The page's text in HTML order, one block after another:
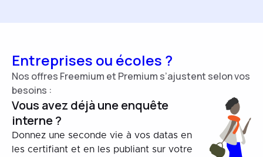
Entreprises ou écoles ?
Nos offres Freemium et Premium s’ajustent selon vos
besoins :
Vous avez déjà une enquête
interne ?
Donnez une seconde vie à vos datas en
les certifiant et en les publiant sur votre